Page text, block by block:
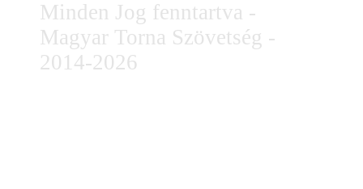
Minden Jog fenntartva -
Magyar Torna Szövetség -
2014-2026